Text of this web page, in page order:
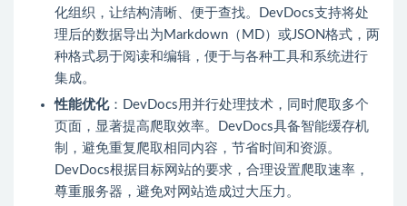
化组织，让结构清晰、便于查找。DevDocs支持将处
理后的数据导出为Markdown（MD）或JSON格式，两
种格式易于阅读和编辑，便于与各种工具和系统进行
集成。
性能优化：DevDocs用并行处理技术，同时爬取多个
页面，显著提高爬取效率。DevDocs具备智能缓存机
制，避免重复爬取相同内容，节省时间和资源。
DevDocs根据目标网站的要求，合理设置爬取速率，
尊重服务器，避免对网站造成过大压力。